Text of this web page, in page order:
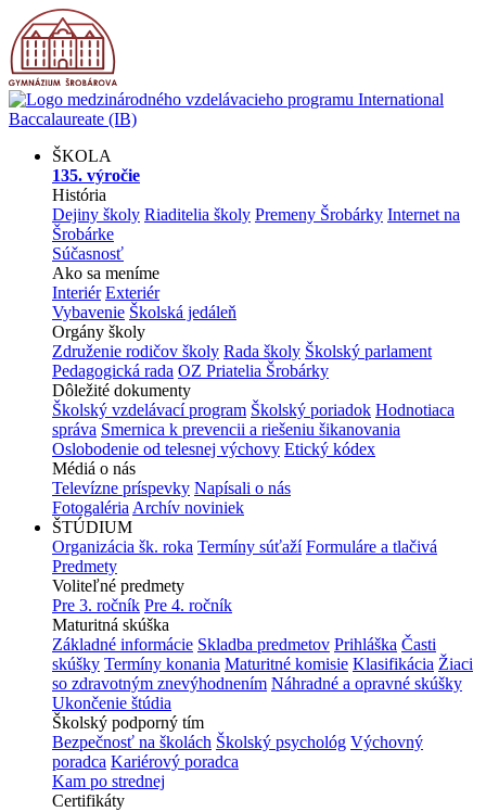
ŠKOLA
135. výročie
História
Dejiny školy Riaditelia školy Premeny Šrobárky Internet na
Šrobárke
Súčasnosť
Ako sa meníme
Interiér Exteriér
Vybavenie Školská jedáleň
Orgány školy
Združenie rodičov školy Rada školy Školský parlament
Pedagogická rada OZ Priatelia Šrobárky
Dôležité dokumenty
Školský vzdelávací program Školský poriadok Hodnotiaca
správa Smernica k prevencii a riešeniu šikanovania
Oslobodenie od telesnej výchovy Etický kódex
Médiá o nás
Televízne príspevky Napísali o nás
Fotogaléria Archív noviniek
ŠTÚDIUM
Organizácia šk. roka Termíny súťaží Formuláre a tlačivá
Predmety
Voliteľné predmety
Pre 3. ročník Pre 4. ročník
Maturitná skúška
Základné informácie Skladba predmetov Prihláška Časti
skúšky Termíny konania Maturitné komisie Klasifikácia Žiaci
so zdravotným znevýhodnením Náhradné a opravné skúšky
Ukončenie štúdia
Školský podporný tím
Bezpečnosť na školách Školský psychológ Výchovný
poradca Kariérový poradca
Kam po strednej
Certifikáty